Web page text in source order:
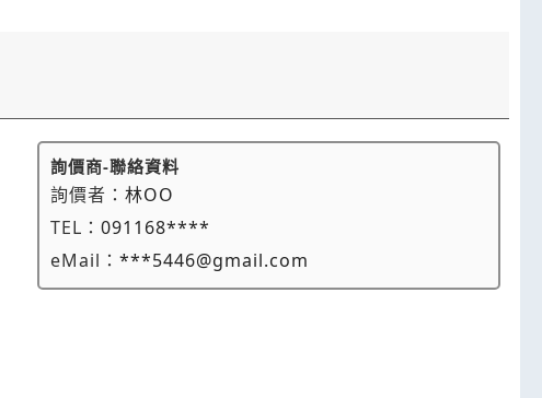
詢價商-聯絡資料
詢價者：林OO
TEL：091168****
eMail：***5446@gmail.com